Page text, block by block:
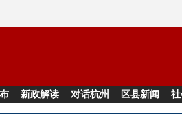
新政解读 对话杭州 区县新闻